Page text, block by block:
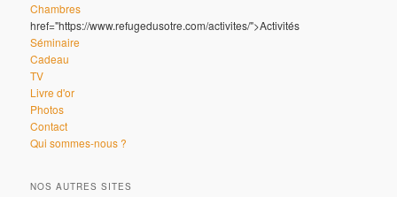
Chambres
href="https://www.refugedusotre.com/activites/">Activités
Séminaire
Cadeau
TV
Livre d'or
Photos
Contact
Qui sommes-nous ?
NOS AUTRES SITES